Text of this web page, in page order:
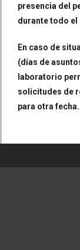
presencia del
durante todo
En caso de
(días de
laboratorio
solicitudes de
para otra fecha.